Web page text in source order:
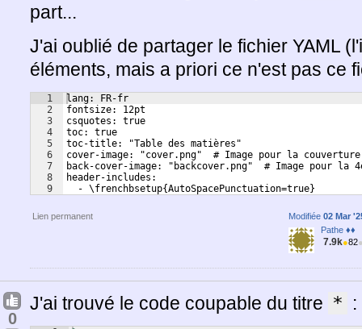
part...
J'ai oublié de partager le fichier YAML
éléments, mais a priori ce n'est pas ce
1
2
3
4
5
6
7
8
9
lang: FR-fr
fontsize: 12pt
csquotes: true
toc: true
toc-title: "Table des matières"
cover-image: "cover.png"  # Image pour la
back-cover-image: "backcover.png"  # Image pour la
header-includes:
  - \frenchbsetup{AutoSpacePunctuation=true}
Lien permanent Modifiée 02 Mar
Pathe ♦♦
7.9k●82
0
J'ai trouvé le code coupable du titre * :